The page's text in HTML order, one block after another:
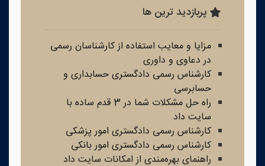
پربازدید ترین ها
مزایا و معایب استفاده از کارشناسان رسمی
در دعاوی و داوری
کارشناس رسمی دادگستری حسابداری و
حسابرسی
راه حل مشکلات شما در 3 قدم ساده با
سایت داد
کارشناس رسمی دادگستری امور پزشکی
کارشناس رسمی دادگستری امور بانکی
راهنمای بهره‌مندی از امکانات سایت داد